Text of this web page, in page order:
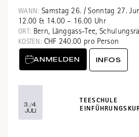
WANN: Samstag 26. / Sonntag 27.
12.00 & 14.00 – 16.00 Uhr
ORT: Bern, Länggass-Tee,
KOSTEN: CHF 240.00 pro Person
ANMELDEN INFOS
3./4.
JULI
TEESCHULE